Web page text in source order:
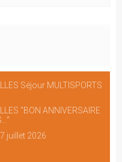
Séjour MULTISPORTS
"BON ANNIVERSAIRE
juillet 2026